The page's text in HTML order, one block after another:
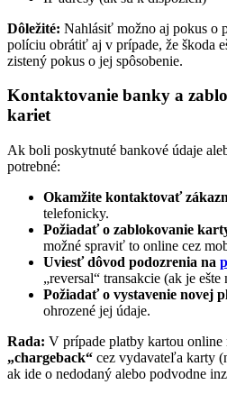
Dôležité: Nahlásiť možno aj pokus o
políciu obrátiť aj v prípade, že škoda
zistený pokus o jej spôsobenie.
Kontaktovanie banky a
kariet
Ak boli poskytnuté bankové údaje
potrebné:
Okamžite kontaktovať
telefonicky.
Požiadať o zablokovanie
možné spraviť to online cez
Uviesť dôvod podozrenia na
„reversal“ transakcie (ak je ešte
Požiadať o vystavenie novej
ohrozené jej údaje.
Rada: V prípade platby kartou
„chargeback“ cez vydavateľa karty
ak ide o nedodaný alebo podvodne